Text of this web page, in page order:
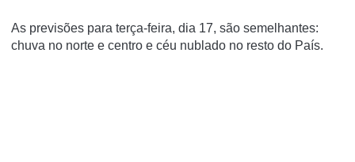
As previsões para terça-feira, dia 17, são semelhantes:
chuva no norte e centro e céu nublado no resto do País.